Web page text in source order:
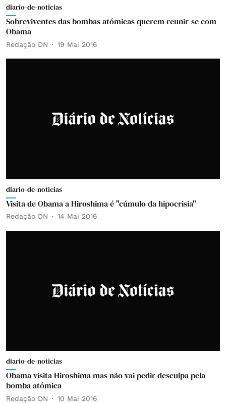
diario-de-noticias
Sobreviventes das bombas atómicas querem reunir-se com
Obama
Redação DN 19 Mai 2016
diario-de-noticias
Visita de Obama a Hiroshima é "cúmulo da hipocrisia"
Redação DN 14 Mai 2016
diario-de-noticias
Obama visita Hiroshima mas não vai pedir desculpa pela
bomba atómica
Redação DN 10 Mai 2016